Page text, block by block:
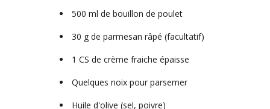
500 ml de bouillon de poulet
30 g de parmesan râpé (facultatif)
1 CS de crème fraiche épaisse
Quelques noix pour parsemer
Huile d'olive (sel, poivre)